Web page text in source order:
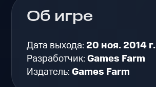
Об игре
Дата выхода: 20 ноя. 2014 г.
Разработчик:Games Farm
Издатель:Games Farm